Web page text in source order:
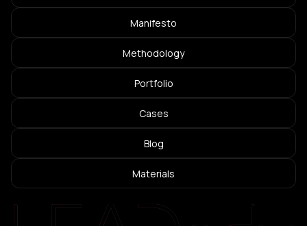
Manifesto
Methodology
Portfolio
Cases
Blog
Materials